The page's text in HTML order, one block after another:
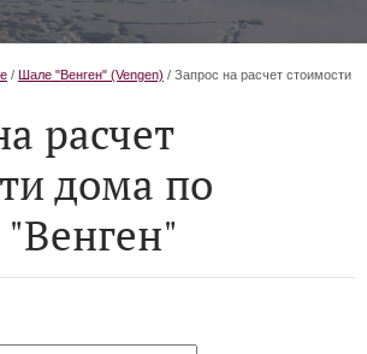
/ Шале "Венген" (Vengen) / Запрос на расчет стоимости
расчет
дома по